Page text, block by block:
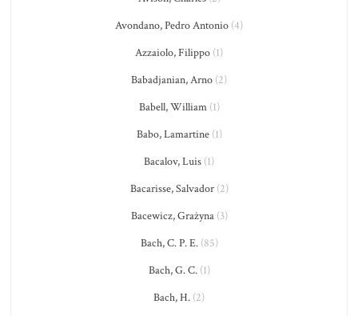
Avondano, Pedro Antonio (4)
Azzaiolo, Filippo (1)
Babadjanian, Arno (2)
Babell, William(1)
Babo, Lamartine(1)
Bacalov, Luis (1)
Bacarisse, Salvador(2)
Bacewicz, Grażyna(3)
Bach, C. P. E.(85)
Bach, G. C.(1)
Bach, H. (2)